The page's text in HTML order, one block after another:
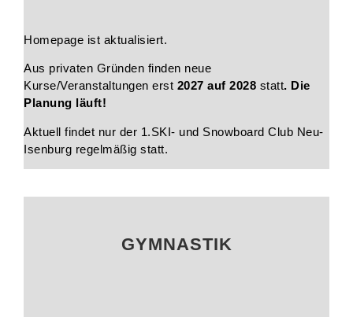
Homepage ist aktualisiert.
Aus privaten Gründen finden neue
Kurse/Veranstaltungen erst 2027 auf 2028 statt. Die
Planung läuft!
Aktuell findet nur der 1.SKI- und Snowboard Club Neu-
Isenburg regelmäßig statt.
GYMNASTIK